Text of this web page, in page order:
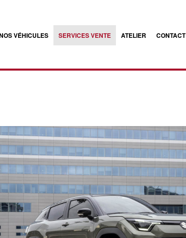
VÉHICULES SERVICES VENTE ATELIER CONTACT